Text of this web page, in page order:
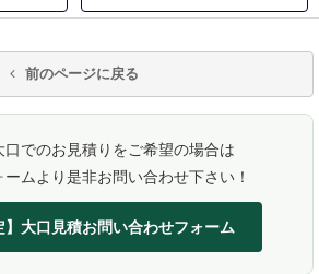
前のページに戻る
口でのお見積りをご希望の場合は
ムより是非お問い合わせ下さい！
】大口見積お問い合わせフォーム